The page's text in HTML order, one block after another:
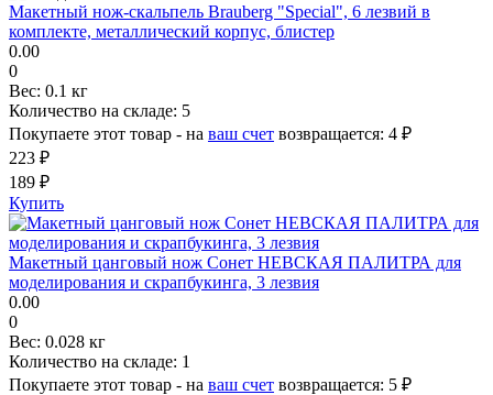
Макетный нож-скальпель Brauberg "Special", 6 лезвий в
комплекте, металлический корпус, блистер
0.00
0
Вес: 0.1 кг
Количество на складе: 5
Покупаете этот товар - на ваш счет возвращается: 4 ₽
223 ₽
189 ₽
Купить
Макетный цанговый нож Сонет НЕВСКАЯ ПАЛИТРА для
моделирования и скрапбукинга, 3 лезвия
0.00
0
Вес: 0.028 кг
Количество на складе: 1
Покупаете этот товар - на ваш счет возвращается: 5 ₽